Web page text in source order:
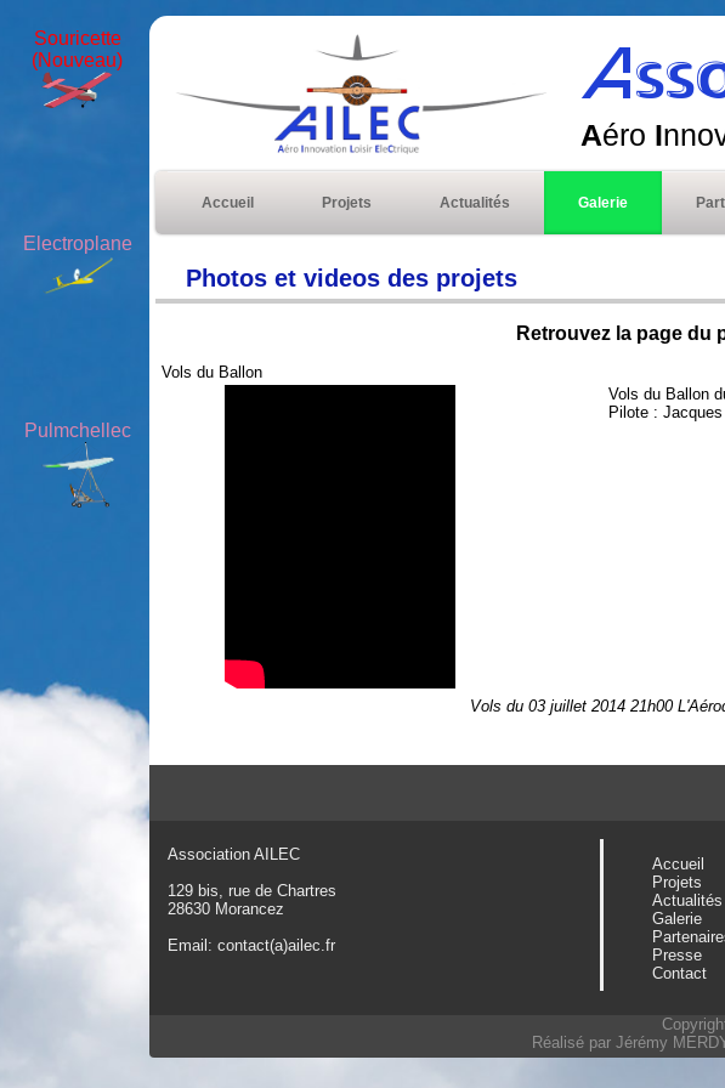
Souricette
(Nouveau)
Electroplane
Pulmchellec
Aéro I
Accueil Projets Actualités Galerie
Photos et videos des projets
Retrouvez la page du
Vols du Ballon
Vols du Ballon
Pilote :
Vols du 03 juillet 2014 21h00
Association AILEC
129 bis, rue de Chartres
28630 Morancez
Email: contact(a)ailec.fr
Accueil
Projets
Actualités
Galerie
Presse
Contact
Réalisé par Jérémy